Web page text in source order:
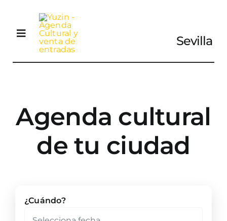
contenido
Toggle
Navigation
Descarga revista
Envía tus eventos
Sevilla
Agenda cultural
de tu ciudad
¿Cuándo?